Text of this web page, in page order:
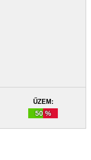
ŰZEM:
50 %